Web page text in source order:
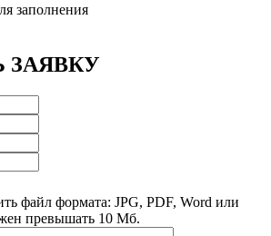
заполнения
файл формата: JPG, PDF, Word или
превышать 10 Мб.